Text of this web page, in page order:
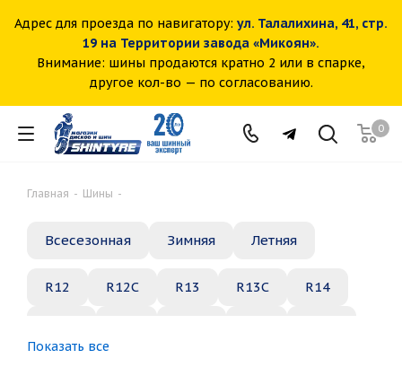
Адрес для проезда по навигатору: ул. Талалихина, 41, стр.
19 на Территории завода «Микоян».
Внимание: шины продаются кратно 2 или в спарке,
другое кол-во — по согласованию.
0
Главная - Шины -
Всесезонная Зимняя Летняя
R12 R12C R13 R13C R14
Показать все